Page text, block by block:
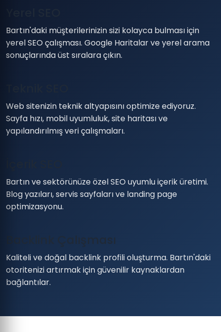
Bartın'daki müşterilerinizin sizi kolayca bulması için
yerel SEO çalışması. Google Haritalar ve yerel arama
sonuçlarında üst sıralara çıkın.
Web sitenizin teknik altyapısını optimize ediyoruz.
Sayfa hızı, mobil uyumluluk, site haritası ve
yapılandırılmış veri çalışmaları.
Bartın ve sektörünüze özel SEO uyumlu içerik üretimi.
Blog yazıları, servis sayfaları ve landing page
optimizasyonu.
Backlink Çalışması
Kaliteli ve doğal backlink profili oluşturma. Bartın'daki
otoritenizi artırmak için güvenilir kaynaklardan
bağlantılar.